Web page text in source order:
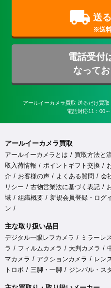
送
電話受付
なってお
アールイーカメラ買取 送るだけ買
電話対応11：00～
アールイーカメラ買取
アールイーカメラとは 買取方法と
取入荷情報
ポイントギフト交換
介
お客様の声 よくある質問 会
リシー
古物営業法に基づく表記
域
組織概要 新規会員登録・ログ
ン
主な取り扱い品目
デジタル一眼レフカメラ ミラーレ
ラ
フィルムカメラ 大判カメラ
マカメラ
アクションカメラ レン
トロボ
三脚・一脚 ジンバル・ス